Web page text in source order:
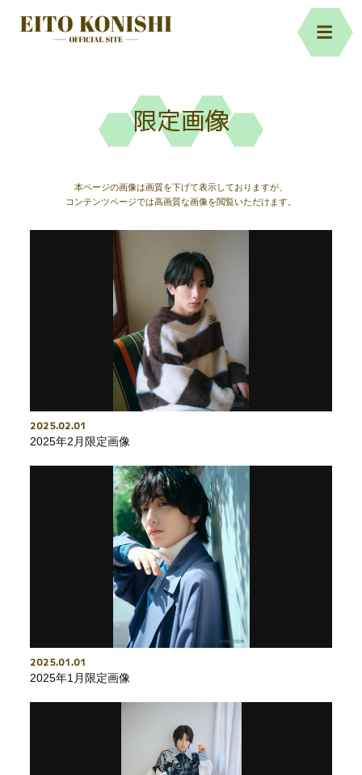
限定画像
本ページの画像は画質を下げて表示しておりますが、
コンテンツページでは高画質な画像を閲覧いただけます。
202502 01
2025年2月限定画像
202501 01
2025年1月限定画像